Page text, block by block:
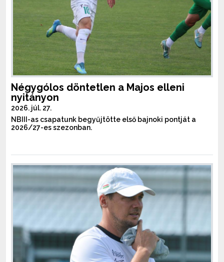
Négygólos döntetlen a Majos elleni
nyitányon
2026. júl. 27.
NBIII-as csapatunk begyűjtötte első bajnoki pontját a
2026/27-es szezonban.